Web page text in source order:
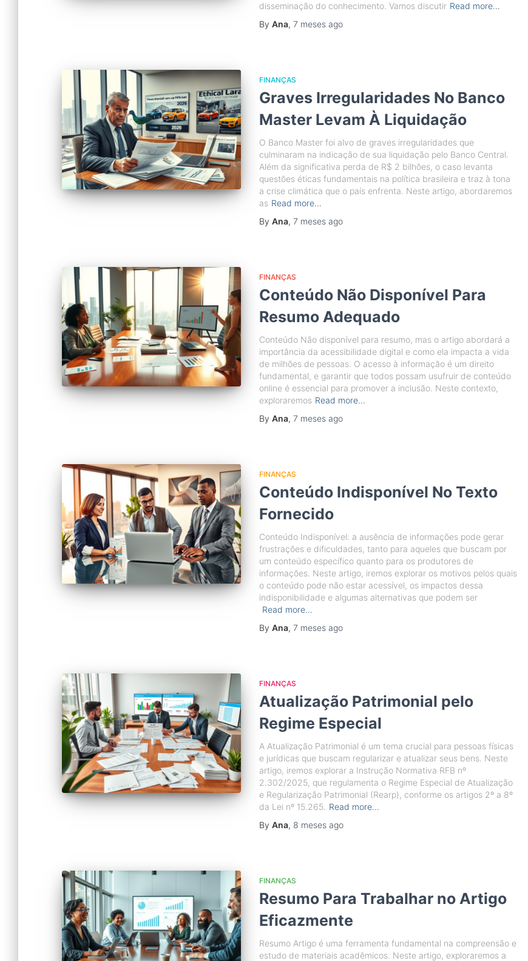
disseminação do conhecimento. Vamos discutir Read more…
By Ana, 7 meses ago
FINANÇAS
Graves Irregularidades No Banco
Master Levam À Liquidação
O Banco Master foi alvo de graves irregularidades que
culminaram na indicação de sua liquidação pelo Banco Central.
Além da significativa perda de R$ 2 bilhões, o caso levanta
questões éticas fundamentais na política brasileira e traz à tona
a crise climática que o país enfrenta. Neste artigo, abordaremos
as Read more…
By Ana, 7 meses ago
FINANÇAS
Conteúdo Não Disponível Para
Resumo Adequado
Conteúdo Não disponível para resumo, mas o artigo abordará a
importância da acessibilidade digital e como ela impacta a vida
de milhões de pessoas. O acesso à informação é um direito
fundamental, e garantir que todos possam usufruir de conteúdo
online é essencial para promover a inclusão. Neste contexto,
exploraremos Read more…
By Ana, 7 meses ago
FINANÇAS
Conteúdo Indisponível No Texto
Fornecido
Conteúdo Indisponível: a ausência de informações pode gerar
frustrações e dificuldades, tanto para aqueles que buscam por
um conteúdo específico quanto para os produtores de
informações. Neste artigo, iremos explorar os motivos pelos quais
o conteúdo pode não estar acessível, os impactos dessa
indisponibilidade e algumas alternativas que podem ser
Read more…
By Ana, 7 meses ago
FINANÇAS
Atualização Patrimonial pelo
Regime Especial
A Atualização Patrimonial é um tema crucial para pessoas físicas
e jurídicas que buscam regularizar e atualizar seus bens. Neste
artigo, iremos explorar a Instrução Normativa RFB nº
2.302/2025, que regulamenta o Regime Especial de Atualização
e Regularização Patrimonial (Rearp), conforme os artigos 2º a 8º
da Lei nº 15.265. Read more…
By Ana, 8 meses ago
FINANÇAS
Resumo Para Trabalhar no Artigo
Eficazmente
Resumo Artigo é uma ferramenta fundamental na compreensão e
estudo de materiais acadêmicos. Neste artigo, exploraremos a